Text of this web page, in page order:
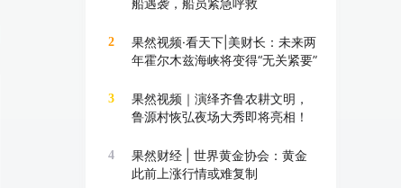
船遇袭，船员紧急呼救
2
果然视频·看天下|美财长：未来两
年霍尔木兹海峡将变得“无关紧要”
3
果然视频｜演绎齐鲁农耕文明，
鲁源村恢弘夜场大秀即将亮相！
4
果然财经 | 世界黄金协会：黄金
此前上涨行情或难复制